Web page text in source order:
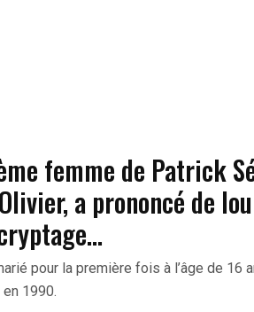
femme de Patrick
a prononcé de
pour la première fois à l’âge de
1990.